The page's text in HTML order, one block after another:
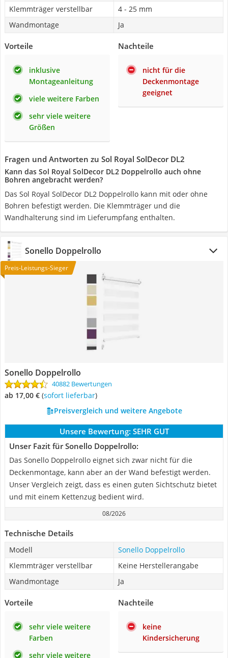
Klemmträger verstellbar
4 - 25 mm
Wandmontage
Ja
Vorteile
inklusive
Montageanleitung
viele weitere Farben
sehr viele weitere
Größen
Nachteile
nicht für die
Deckenmontage
geeignet
Fragen und Antworten zu Sol Royal SolDecor DL2
Kann das Sol Royal SolDecor DL2 Doppelrollo auch ohne
Bohren angebracht werden?
Das Sol Royal SolDecor DL2 Doppelrollo kann mit oder ohne
Bohren befestigt werden. Die Klemmträger und die
Wandhalterung sind im Lieferumpfang enthalten.
Sonello Doppelrollo
Preis-Leistungs-Sieger
Sonello Doppelrollo
40882 Bewertungen
ab 17,00 € ( Sofort lieferbar)
Preisvergleich und weitere Angebote
Unsere Bewertung: SEHR GUT
Unser Fazit für Sonello Doppelrollo:
Das Sonello Doppelrollo eignet sich zwar nicht für die
Deckenmontage, kann aber an der Wand befestigt werden.
Unser Vergleich zeigt, dass es einen guten Sichtschutz bietet
und mit einem Kettenzug bedient wird.
08/2026
Technische Details
Modell
Sonello Doppelrollo
Klemmträger verstellbar
Keine Herstellerangabe
Wandmontage
Ja
Vorteile
sehr viele weitere
Farben
sehr viele weitere
Nachteile
keine
Kindersicherung